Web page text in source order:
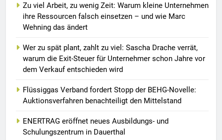
Zu viel Arbeit, zu wenig Zeit: Warum kleine Unternehmen
ihre Ressourcen falsch einsetzen – und wie Marc
Wehning das ändert
Wer zu spät plant, zahlt zu viel: Sascha Drache verrät,
warum die Exit-Steuer für Unternehmer schon Jahre vor
dem Verkauf entschieden wird
Flüssiggas Verband fordert Stopp der BEHG-Novelle:
Auktionsverfahren benachteiligt den Mittelstand
ENERTRAG eröffnet neues Ausbildungs- und
Schulungszentrum in Dauerthal